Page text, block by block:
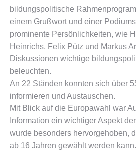
bildungspolitische
einem Grußwort und einer
prominente Persönlichkeiten, wie
Heinrichs, Felix Pütz und Markus
Diskussionen wichtige
beleuchten.
An 22 Ständen konnten sich über
informieren und Austauschen.
Mit Blick auf die Europawahl war
Information ein wichtiger Aspekt
wurde besonders hervorgehoben,
ab 16 Jahren gewählt werden kann.